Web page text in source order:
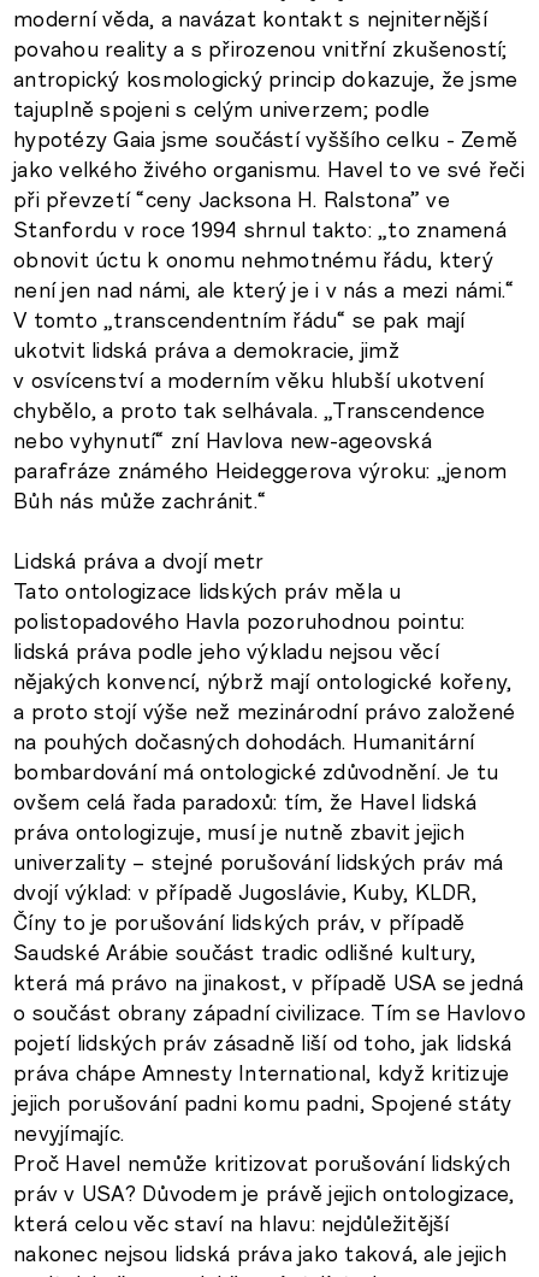
moderní věda, a navázat kontakt s nejniternější
povahou reality a s přirozenou vnitřní zkušeností;
antropický kosmologický princip dokazuje, že jsme
tajuplně spojeni s celým univerzem; podle
hypotézy Gaia jsme součástí vyššího celku - Země
jako velkého živého organismu. Havel to ve své řeči
při převzetí “ceny Jacksona H. Ralstona” ve
Stanfordu v roce 1994 shrnul takto: „to znamená
obnovit úctu k onomu nehmotnému řádu, který
není jen nad námi, ale který je i v nás a mezi námi.“
V tomto „transcendentním řádu“ se pak mají
ukotvit lidská práva a demokracie, jimž
v osvícenství a moderním věku hlubší ukotvení
chybělo, a proto tak selhávala. „Transcendence
nebo vyhynutí“ zní Havlova new-ageovská
parafráze známého Heideggerova výroku: „jenom
Bůh nás může zachránit.“
Lidská práva a dvojí metr
Tato ontologizace lidských práv měla u
polistopadového Havla pozoruhodnou pointu:
lidská práva podle jeho výkladu nejsou věcí
nějakých konvencí, nýbrž mají ontologické kořeny,
a proto stojí výše než mezinárodní právo založené
na pouhých dočasných dohodách. Humanitární
bombardování má ontologické zdůvodnění. Je tu
ovšem celá řada paradoxů: tím, že Havel lidská
práva ontologizuje, musí je nutně zbavit jejich
univerzality – stejné porušování lidských práv má
dvojí výklad: v případě Jugoslávie, Kuby, KLDR,
Číny to je porušování lidských práv, v případě
Saudské Arábie součást tradic odlišné kultury,
která má právo na jinakost, v případě USA se jedná
o součást obrany západní civilizace. Tím se Havlovo
pojetí lidských práv zásadně liší od toho, jak lidská
práva chápe Amnesty International, když kritizuje
jejich porušování padni komu padni, Spojené státy
nevyjímajíc.
Proč Havel nemůže kritizovat porušování lidských
práv v USA? Důvodem je právě jejich ontologizace,
která celou věc staví na hlavu: nejdůležitější
nakonec nejsou lidská práva jako taková, ale jejich